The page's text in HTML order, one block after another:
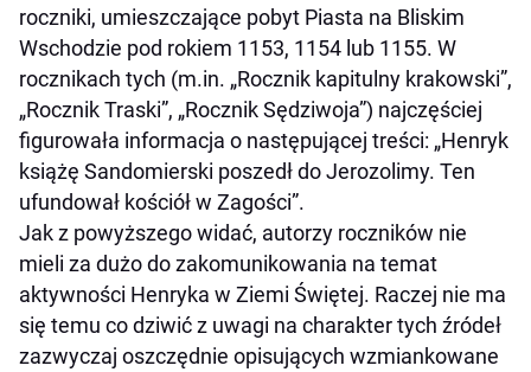
roczniki, umieszczające pobyt Piasta na Bliskim
Wschodzie pod rokiem 1153, 1154 lub 1155. W
rocznikach tych (m.in. „Rocznik kapitulny krakowski”,
„Rocznik Traski”, „Rocznik Sędziwoja”) najczęściej
figurowała informacja o następującej treści: „Henryk
książę Sandomierski poszedł do Jerozolimy. Ten
ufundował kościół w Zagości”.
Jak z powyższego widać, autorzy roczników nie
mieli za dużo do zakomunikowania na temat
aktywności Henryka w Ziemi Świętej. Raczej nie ma
się temu co dziwić z uwagi na charakter tych źródeł
zazwyczaj oszczędnie opisujących wzmiankowane